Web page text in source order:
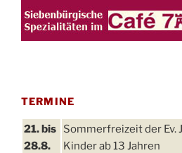
TERMINE
21. bis
28.8.
Sommerfreizeit der Ev.
Kinder ab 13 Jahren